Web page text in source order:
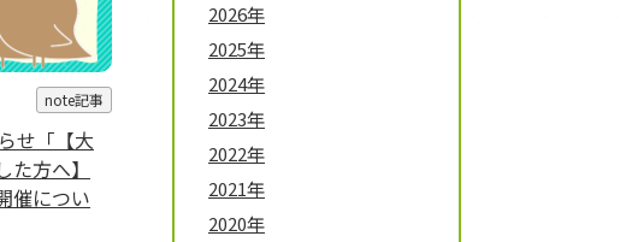
note記事
せ「【大
方へ】
催につい
2026年
2025年
2024年
2023年
2022年
2021年
2020年